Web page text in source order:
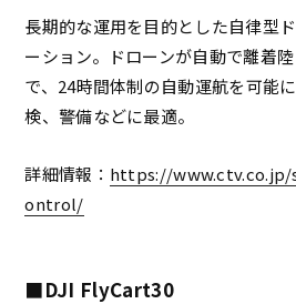
長期的な運用を目的とした自律型
ーション。ドローンが自動で離着
で、24時間体制の自動運航を可能
検、警備などに最適。
詳細情報： https://
ontrol/
■DJI FlyCart30